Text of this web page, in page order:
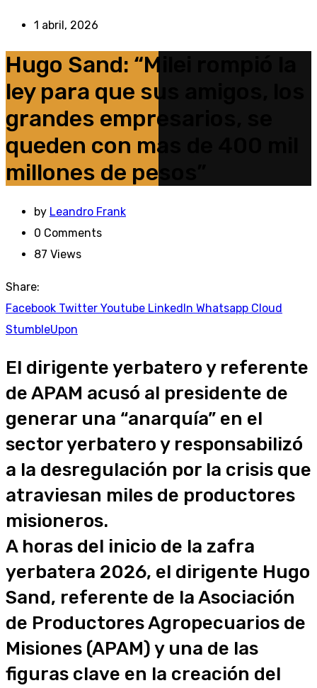
1 abril, 2026
Hugo Sand: “Milei rompió la
ley para que sus amigos, los
grandes empresarios, se
queden con mas de 400 mil
millones de pesos”
by Leandro Frank
0 Comments
87 Views
Share:
Facebook Twitter Youtube LinkedIn Whatsapp Cloud
StumbleUpon
El dirigente yerbatero y referente
de APAM acusó al presidente de
generar una “anarquía” en el
sector yerbatero y responsabilizó
a la desregulación por la crisis que
atraviesan miles de productores
misioneros.
A horas del inicio de la zafra
yerbatera 2026, el dirigente Hugo
Sand, referente de la Asociación
de Productores Agropecuarios de
Misiones (APAM) y una de las
figuras clave en la creación del